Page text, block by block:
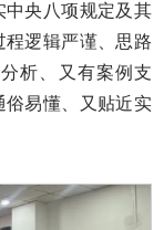
中央八项规定及其
逻辑严谨、思路
析、又有案例支
俗易懂、又贴近实